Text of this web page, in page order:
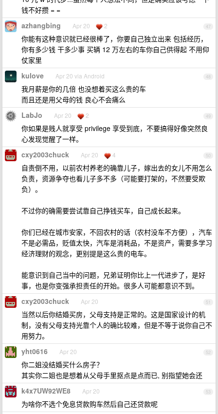
钱不好攒 = =
47
azhangbing Apr 20 2
你能有这种意识就已经很棒了，你要自己独立出来 包括经历，
你有多少钱 干多少事 买辆 12 万左右的车你自己供得起 不用仰
仗家里
48
kulove Apr 20 via Android
我月薪是你的几倍 也没想着买这么贵的车
而且还是用父母的钱 良心不会痛么
49
LabJo Apr 20 2
你如果是贱人就享受 privilege 享受到底，不要搞得好像突然良
心发现觉醒了一样。
50
cxy2003chuck Apr 20 4
自责倒不用，以前农村养老的确靠儿子，嫁出去的女儿不用怎么
负责，资源争夺也看儿子多不多（可能要打架的，不然要受欺
负）。
不过你的确需要尝试靠自己挣钱买车，自己成长起来。
你们已经在城市安家，不回农村的话（农村没车不方便），汽车
不是必需品，贬值太快，汽车是消耗品，不是资产，需要多学习
经济理财的观念，更别提是这么贵的电车。
能意识到自己当中的问题，兄弟证明你比上一代进步了，是好
事，也是你变强承担责任的开始。很多人可能都意识不到。
51
cxy2003chuck Apr 20
当然以后你结婚买房，父母支持是正常的。这是国家设计的机
制，没有父母支持光靠个人的确比较难，但是不等于说你自己不
用努力。
52
yht0616 Apr 20
你二姐没结婚买什么房子？
其实你二姐也是想着从父母手里抠点是点而已, 别指望她会还
53
k4x7UW92WE8 Apr 20
为啥你不选个免息贷款购车然后自己还贷款呢